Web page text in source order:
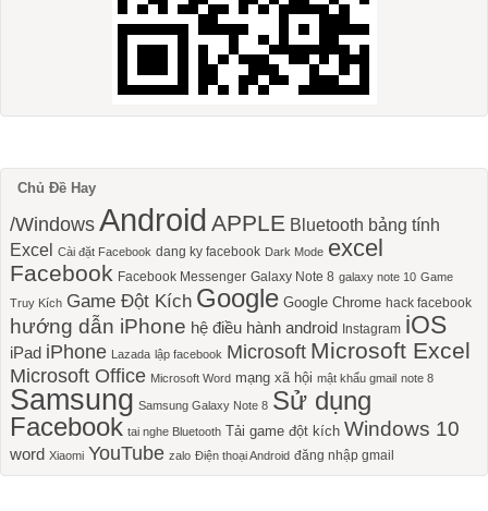
Chủ Đề Hay
/Windows Android APPLE Bluetooth bảng tính
Excel Cài đặt Facebook dang ky facebook Dark Mode excel
Facebook Facebook Messenger Galaxy Note 8 galaxy note 10 Game
Truy Kích Game Đột Kích Google Google Chrome hack facebook
hướng dẫn iPhone hệ điều hành android Instagram iOS
iPad iPhone Lazada lập facebook Microsoft Microsoft Excel
Microsoft Office Microsoft Word mạng xã hội mật khẩu gmail note 8
Samsung Samsung Galaxy Note 8 Sử dụng
Facebook tai nghe Bluetooth Tải game đột kích Windows 10
word Xiaomi YouTube zalo Điện thoại Android đăng nhập gmail